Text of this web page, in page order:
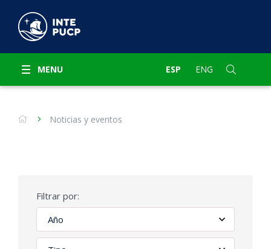
MENU ESP ENG
Noticias y eventos
Filtrar por: